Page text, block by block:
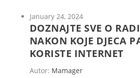
January 24, 2024
DOZNAJTE SVE O
NAKON KOJE DJECA
KORISTE INTERNET
Autor: Mamager